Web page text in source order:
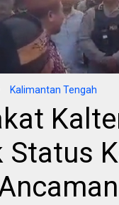
Kalimantan Tengah
Status